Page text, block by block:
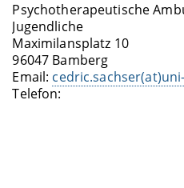
Psychotherapeutische
Jugendliche
Maximilansplatz 10
96047 Bamberg
Email:
Telefon: